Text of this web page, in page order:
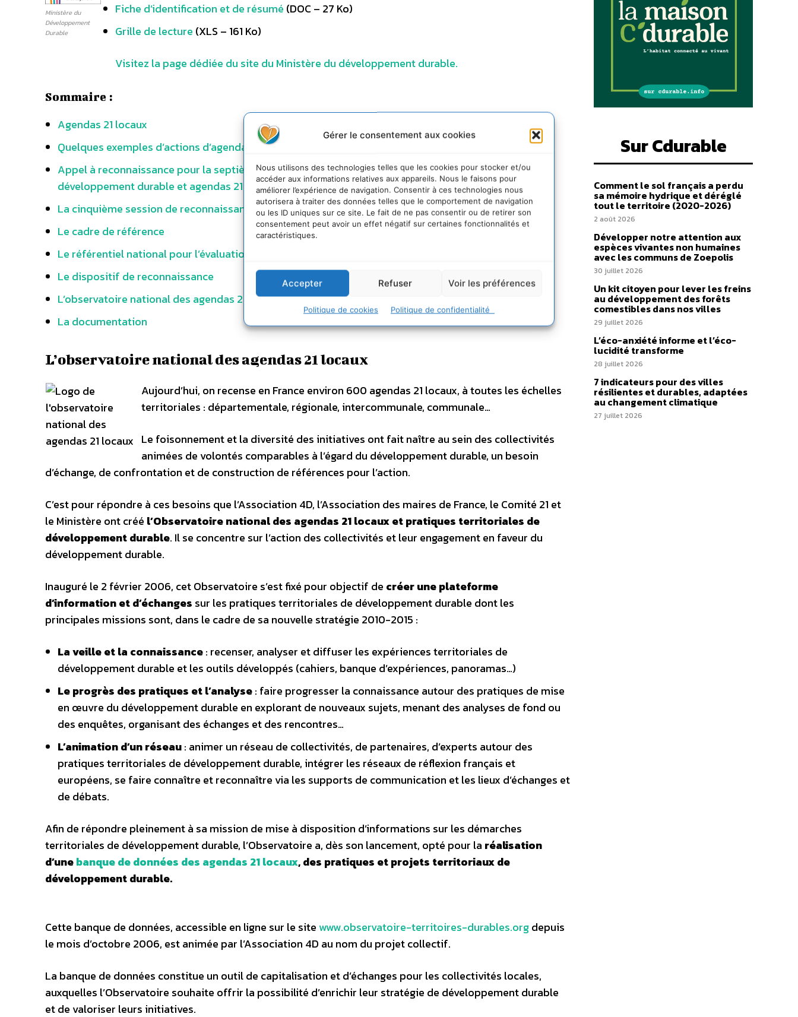
Gérer le consentement aux cookies
Nous utilisons des technologies telles que les cookies pour stocker et/ou
accéder aux informations relatives aux appareils. Nous le faisons pour
améliorer l’expérience de navigation. Consentir à ces technologies nous
autorisera à traiter des données telles que le comportement de navigation
ou les ID uniques sur ce site. Le fait de ne pas consentir ou de retirer son
consentement peut avoir un effet négatif sur certaines fonctionnalités et
caractéristiques.
Accepter Refuser Voir les préférences
Politique de cookies Politique de confidentialité
Ministère du
Développement
Durable
Fiche d’identification et de résumé (DOC – 27 Ko)
Grille de lecture (XLS – 161 Ko)
Visitez la page dédiée du site du Ministère du développement durable.
Sommaire :
Agendas 21 locaux
Quelques exemples d’actions d’agendas 21 locaux
Appel à reconnaissance pour la septième session de reconnaissance des projets territoriaux de
développement durable et agendas 21 locaux (limite de dépôt des dossiers : 21 mai 2012)
La cinquième session de reconnaissance
Le cadre de référence
Le référentiel national pour l’évaluation des projets territoriaux
Le dispositif de reconnaissance
L’observatoire national des agendas 21 locaux
La documentation
L’observatoire national des agendas 21 locaux
Aujourd’hui, on recense en France environ 600 agendas 21 locaux, à toutes les échelles
territoriales : départementale, régionale, intercommunale, communale…
Le foisonnement et la diversité des initiatives ont fait naître au sein des collectivités
animées de volontés comparables à l’égard du développement durable, un besoin
d’échange, de confrontation et de construction de références pour l’action.
C’est pour répondre à ces besoins que l’Association 4D, l’Association des maires de France, le Comité 21 et
le Ministère ont créé l’Observatoire national des agendas 21 locaux et pratiques territoriales de
développement durable. Il se concentre sur l’action des collectivités et leur engagement en faveur du
développement durable.
Inauguré le 2 février 2006, cet Observatoire s’est fixé pour objectif de créer une plateforme
d’information et d’échanges sur les pratiques territoriales de développement durable dont les
principales missions sont, dans le cadre de sa nouvelle stratégie 2010-2015 :
La veille et la connaissance: recenser, analyser et diffuser les expériences territoriales de
développement durable et les outils développés (cahiers, banque d’expériences, panoramas…)
Le progrès des pratiques et l’analyse: faire progresser la connaissance autour des pratiques de mise
en œuvre du développement durable en explorant de nouveaux sujets, menant des analyses de fond ou
des enquêtes, organisant des échanges et des rencontres…
L’animation d’un réseau: animer un réseau de collectivités, de partenaires, d’experts autour des
pratiques territoriales de développement durable, intégrer les réseaux de réflexion français et
européens, se faire connaître et reconnaître via les supports de communication et les lieux d’échanges et
de débats.
Afin de répondre pleinement à sa mission de mise à disposition d’informations sur les démarches
territoriales de développement durable, l’Observatoire a, dès son lancement, opté pour la réalisation
d’unebanque de données des agendas 21 locaux, des pratiques et projets territoriaux de
développement durable.
Cette banque de données, accessible en ligne sur le site www.observatoire-territoires-durables.orgdepuis
le mois d’octobre 2006, est animée par l’Association 4D au nom du projet collectif.
La banque de données constitue un outil de capitalisation et d’échanges pour les collectivités locales,
auxquelles l’Observatoire souhaite offrir la possibilité d’enrichir leur stratégie de développement durable
et de valoriser leurs initiatives.
Sur Cdurable
Comment le sol français a perdu
sa mémoire hydrique et déréglé
tout le territoire (2020-2026)
2 août 2026
Développer notre attention aux
espèces vivantes non humaines
avec les communs de Zoepolis
30 juillet 2026
Un kit citoyen pour lever les freins
au développement des forêts
comestibles dans nos villes
29 juillet 2026
L’éco-anxiété informe et l’éco-
lucidité transforme
28 juillet 2026
7 indicateurs pour des villes
résilientes et durables, adaptées
au changement climatique
27 juillet 2026